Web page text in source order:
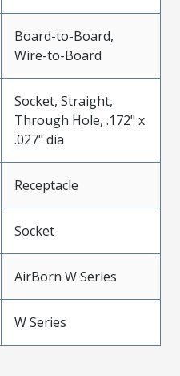
Board-to-Board,
Wire-to-Board
Socket, Straight,
Through Hole, .172" x
.027" dia
Receptacle
Socket
AirBorn W Series
W Series